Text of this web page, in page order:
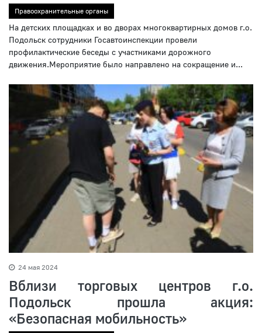
Правоохранительные органы
На детских площадках и во дворах многоквартирных домов г.о.
Подольск сотрудники Госавтоинспекции провели
профилактические беседы с участниками дорожного
движения.Мероприятие было направлено на сокращение и...
24 мая 2024
Вблизи торговых центров г.о.
Подольск прошла акция:
«Безопасная мобильность»